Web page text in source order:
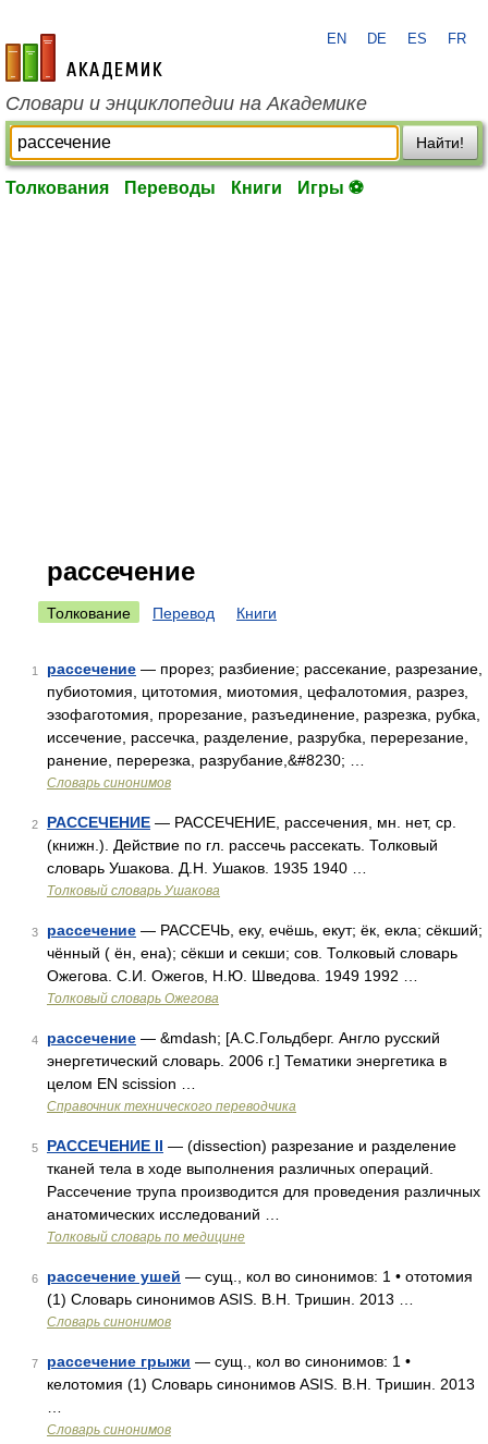
academic.ru
EN DE ES FR
Словари и энциклопедии на Академике
Найти!
Толкования Переводы Книги Игры ⚽
рассечение
Толкование Перевод Книги
1 рассечение — прорез; разбиение; рассекание, разрезание,
пубиотомия, цитотомия, миотомия, цефалотомия, разрез,
эзофаготомия, прорезание, разъединение, разрезка, рубка,
иссечение, рассечка, разделение, разрубка, перерезание,
ранение, перерезка, разрубание,&#8230; …
Словарь синонимов
2 РАССЕЧЕНИЕ — РАССЕЧЕНИЕ, рассечения, мн. нет, ср.
(книжн.). Действие по гл. рассечь рассекать. Толковый
словарь Ушакова. Д.Н. Ушаков. 1935 1940 …
Толковый словарь Ушакова
3 рассечение — РАССЕЧЬ, еку, ечёшь, екут; ёк, екла; сёкший;
чённый ( ён, ена); сёкши и секши; сов. Толковый словарь
Ожегова. С.И. Ожегов, Н.Ю. Шведова. 1949 1992 …
Толковый словарь Ожегова
4 рассечение — &mdash; [А.С.Гольдберг. Англо русский
энергетический словарь. 2006 г.] Тематики энергетика в
целом EN scission …
Справочник технического переводчика
5 РАССЕЧЕНИЕ II — (dissection) разрезание и разделение
тканей тела в ходе выполнения различных операций.
Рассечение трупа производится для проведения различных
анатомических исследований …
Толковый словарь по медицине
6 рассечение ушей — сущ., кол во синонимов: 1 • ототомия
(1) Словарь синонимов ASIS. В.Н. Тришин. 2013 …
Словарь синонимов
7 рассечение грыжи — сущ., кол во синонимов: 1 •
келотомия (1) Словарь синонимов ASIS. В.Н. Тришин. 2013
Словарь синонимов